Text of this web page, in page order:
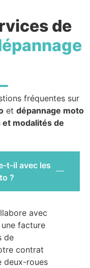
de
fréquentes sur
et dépannage moto
et modalités de
t-il avec les
?
avec
facture
de
contrat
deux-roues